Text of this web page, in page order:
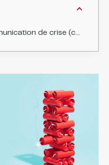
qui risque d'«exploser» à tout moment !